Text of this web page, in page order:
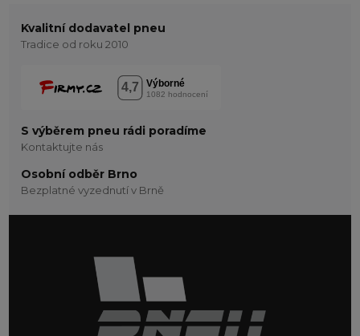
Kvalitní dodavatel pneu
Tradice od roku 2010
S výběrem pneu rádi poradíme
Kontaktujte nás
Osobní odběr Brno
Bezplatné vyzednutí v Brně